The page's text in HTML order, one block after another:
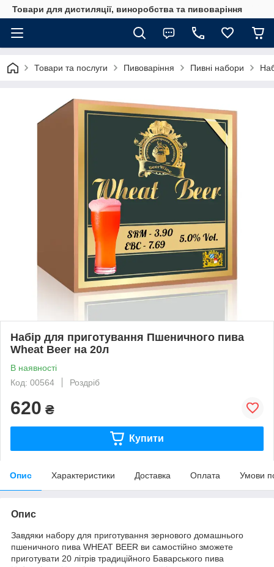
Товари для дистиляції, виноробства та пивоваріння
Товари та послуги Пивоваріння Пивні набори
Набір для приготування Пшеничного пива
Wheat Beer на 20л
В наявності
Код: 00564
Роздріб
620 ₴
Купити
Опис Характеристики Доставка Оплата Умови
Опис
Завдяки набору для приготування зернового домашнього
пшеничного пива WHEAT BEER ви самостійно зможете
приготувати 20 літрів традиційного Баварського пива